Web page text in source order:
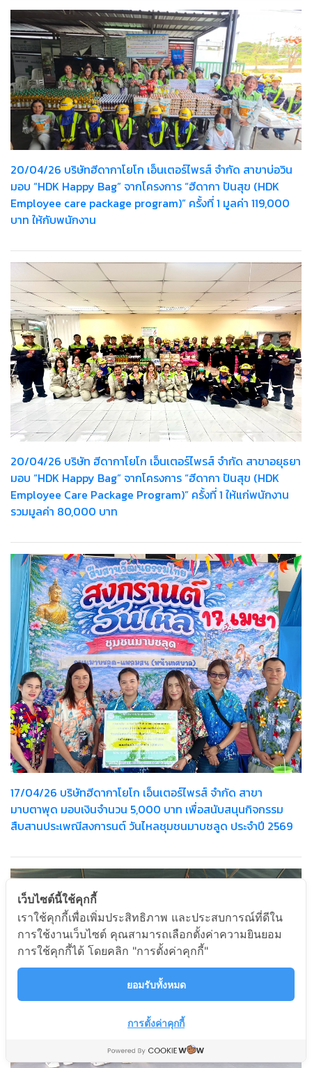
20/04/26 บริษัทฮีดากาโยโก เอ็นเตอร์ไพรส์ จำกัด สาขาบ่อวิน
มอบ “HDK Happy Bag” จากโครงการ “ฮีดากา ปันสุข (HDK
Employee care package program)” ครั้งที่ 1 มูลค่า 119,000
บาท ให้กับพนักงาน
20/04/26 บริษัท ฮีดากาโยโก เอ็นเตอร์ไพรส์ จำกัด สาขาอยุธยา
มอบ “HDK Happy Bag” จากโครงการ “ฮีดากา ปันสุข (HDK
Employee Care Package Program)” ครั้งที่ 1 ให้แก่พนักงาน
รวมมูลค่า 80,000 บาท
17/04/26 บริษัทฮีดากาโยโก เอ็นเตอร์ไพรส์ จำกัด สาขา
มาบตาพุด มอบเงินจำนวน 5,000 บาท เพื่อสนับสนุนกิจกรรม
สืบสานประเพณีสงการนต์ วันไหลชุมชนมาบชลูด ประจำปี 2569
เว็บไซต์นี้ใช้คุกกี้
เราใช้คุกกี้เพื่อเพิ่มประสิทธิภาพ และประสบการณ์ที่ดีใน
การใช้งานเว็บไซต์ คุณสามารถเลือกตั้งค่าความยินยอม
การใช้คุกกี้ได้ โดยคลิก "การตั้งค่าคุกกี้"
ยอมรับทั้งหมด
การตั้งค่าคุกกี้